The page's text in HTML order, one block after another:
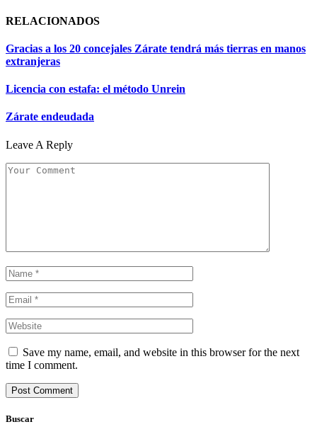
RELACIONADOS
Gracias a los 20 concejales Zárate tendrá más tierras en manos
extranjeras
Licencia con estafa: el método Unrein
Zárate endeudada
Leave A Reply
Save my name, email, and website in this browser for the next
time I comment.
Buscar